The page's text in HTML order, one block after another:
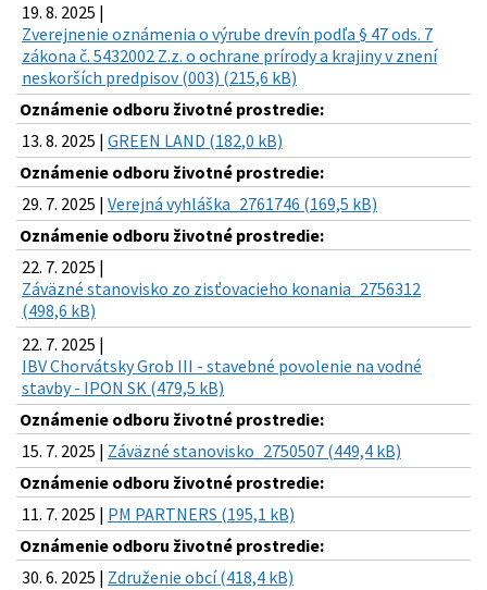
19. 8. 2025 |
Zverejnenie oznámenia o výrube drevín podľa § 47 ods. 7
zákona č. 5432002 Z.z. o ochrane prírody a krajiny v znení
neskorších predpisov (003) (215,6 kB)
Oznámenie odboru životné prostredie:
13. 8. 2025 | GREEN LAND (182,0 kB)
Oznámenie odboru životné prostredie:
29. 7. 2025 | Verejná vyhláška_2761746 (169,5 kB)
Oznámenie odboru životné prostredie:
22. 7. 2025 |
Záväzné stanovisko zo zisťovacieho konania_2756312
(498,6 kB)
22. 7. 2025 |
IBV Chorvátsky Grob III - stavebné povolenie na vodné
stavby - IPON SK (479,5 kB)
Oznámenie odboru životné prostredie:
15. 7. 2025 | Záväzné stanovisko_2750507 (449,4 kB)
Oznámenie odboru životné prostredie:
11. 7. 2025 | PM PARTNERS (195,1 kB)
Oznámenie odboru životné prostredie:
30. 6. 2025 | Združenie obcí (418,4 kB)